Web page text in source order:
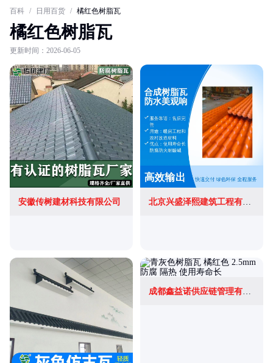
百科 / 日用百货 / 橘红色树脂瓦
橘红色树脂瓦
更新时间：2026-06-05
安徽传树建材科技有限公司 北京兴盛泽熙建筑工程有限公司